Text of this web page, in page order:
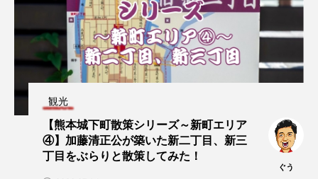
観光
【熊本城下町散策シリーズ～新町エリア
④】加藤清正公が築いた新二丁目、新三
丁目をぶらりと散策してみた！
ぐう